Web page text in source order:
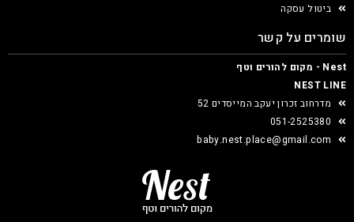
ביטול עסקה
שומרים על קשר
Nest - מקום להורים וטף
NEST LINE
מדרחוב זכרון יעקב המייסדים 52
051-2525380
baby.nest.place@gmail.com